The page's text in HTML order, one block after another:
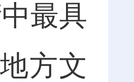
最具
方文